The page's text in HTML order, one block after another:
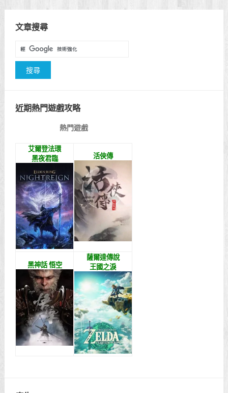
文章搜尋
近期熱門遊戲攻略
熱門遊戲
艾爾登法環
黑夜君臨
活俠傳
黑神話 悟空
薩爾達傳說
王國之淚